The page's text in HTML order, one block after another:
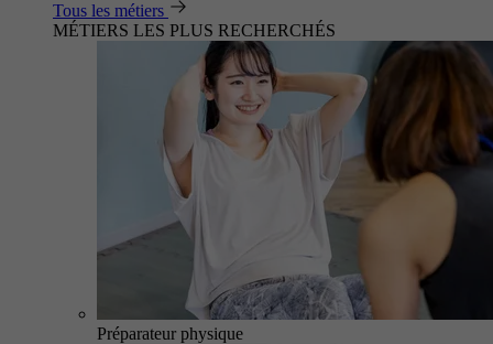
Tous les métiers
MÉTIERS LES PLUS RECHERCHÉS
Préparateur physique